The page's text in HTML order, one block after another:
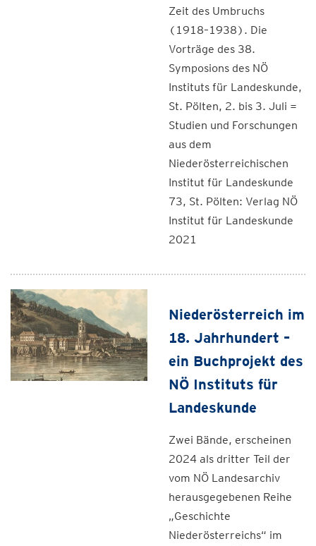
Zeit des Umbruchs
(1918–1938). Die
Vorträge des 38.
Symposions des NÖ
Instituts für Landeskunde,
St. Pölten, 2. bis 3. Juli =
Studien und Forschungen
aus dem
Niederösterreichischen
Institut für Landeskunde
73, St. Pölten: Verlag NÖ
Institut für Landeskunde
2021
Niederösterreich im
18. Jahrhundert –
ein Buchprojekt des
NÖ Instituts für
Landeskunde
Zwei Bände, erscheinen
2024 als dritter Teil der
vom NÖ Landesarchiv
herausgegebenen Reihe
„Geschichte
Niederösterreichs“ im